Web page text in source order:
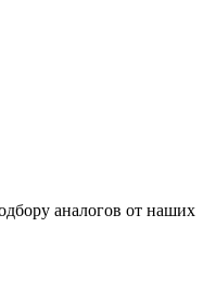
аналогов от наших